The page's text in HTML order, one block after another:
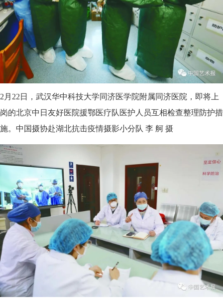
2月22日，武汉华中科技大学同济医学院附属同济医院，即将上
岗的北京中日友好医院援鄂医疗队医护人员互相检查整理防护措
施。中国摄协赴湖北抗击疫情摄影小分队 李 舸 摄